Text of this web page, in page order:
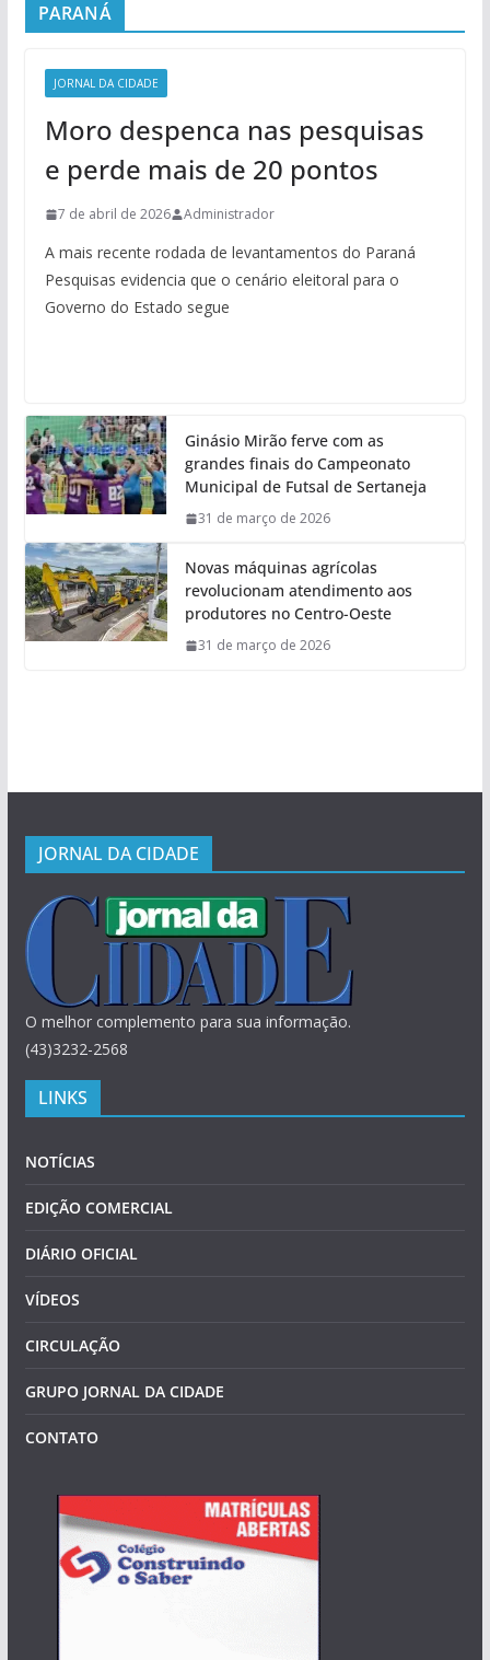
PARANÁ
JORNAL DA CIDADE
Moro despenca nas pesquisas
e perde mais de 20 pontos
7 de abril de 2026 Administrador
A mais recente rodada de levantamentos do Paraná
Pesquisas evidencia que o cenário eleitoral para o
Governo do Estado segue
Ginásio Mirão ferve com as
grandes finais do Campeonato
Municipal de Futsal de Sertaneja
31 de março de 2026
Novas máquinas agrícolas
revolucionam atendimento aos
produtores no Centro-Oeste
31 de março de 2026
JORNAL DA CIDADE
O melhor complemento para sua informação.
(43)3232-2568
LINKS
NOTÍCIAS
EDIÇÃO COMERCIAL
DIÁRIO OFICIAL
VÍDEOS
CIRCULAÇÃO
GRUPO JORNAL DA CIDADE
CONTATO